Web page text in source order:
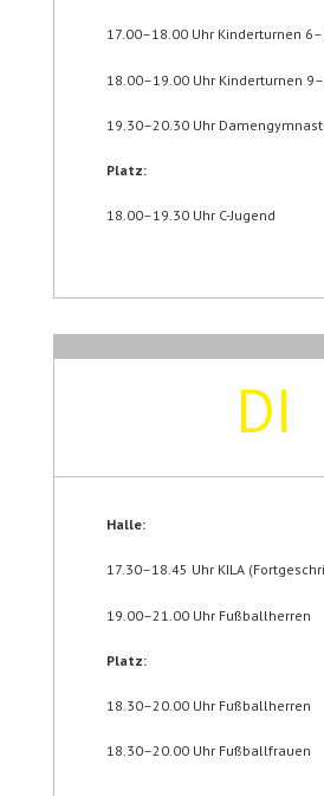
17.00–18.00 Uhr Kinderturnen
18.00–19.00 Uhr Kinderturnen
19.30–20.30 Uhr
Platz:
18.00–19.30 Uhr C-Jugend
DI
Halle:
17.30–18.45 Uhr KILA
19.00–21.00 Uhr Fußballherren
Platz:
18.30–20.00 Uhr Fußballherren
18.30–20.00 Uhr Fußballfrauen